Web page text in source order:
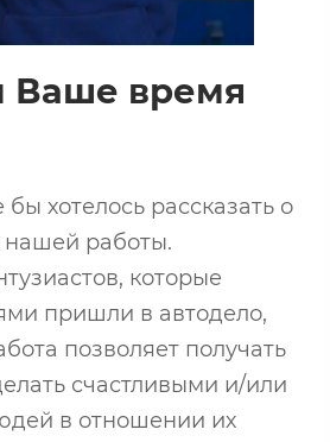
время
хотелось рассказать о
работы.
которые
пришли в автодело,
позволяет получать
счастливыми и/или
в отношении их